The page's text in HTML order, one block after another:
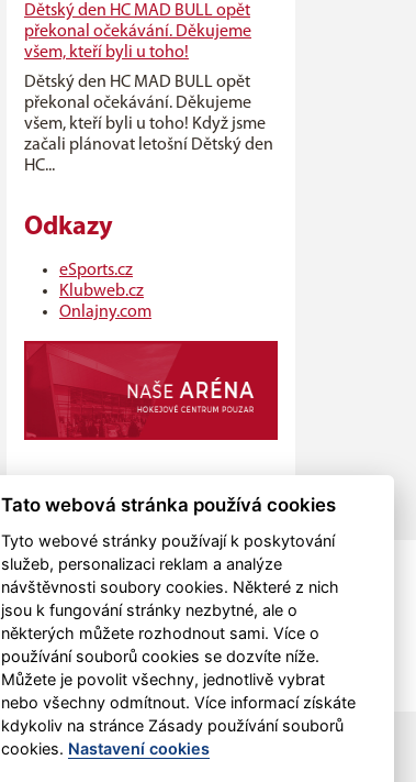
Dětský den HC MAD BULL opět
překonal očekávání. Děkujeme
všem, kteří byli u toho!
Dětský den HC MAD BULL opět
překonal očekávání. Děkujeme
všem, kteří byli u toho! Když jsme
začali plánovat letošní Dětský den
HC...
Odkazy
eSports.cz
Klubweb.cz
Onlajny.com
Tato webová stránka používá cookies
Tyto webové stránky používají k poskytování
služeb, personalizaci reklam a analýze
návštěvnosti soubory cookies. Některé z nich
jsou k fungování stránky nezbytné, ale o
některých můžete rozhodnout sami. Více o
používání souborů cookies se dozvíte níže.
Můžete je povolit všechny, jednotlivě vybrat
nebo všechny odmítnout. Více informací získáte
kdykoliv na stránce Zásady používání souborů
cookies. Nastavení cookies